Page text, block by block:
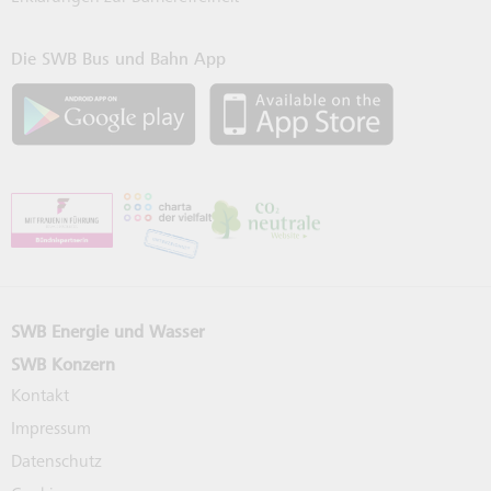
Die SWB Bus und Bahn App
SWB App bei Google Play laden
SWB Energie und Wasser
SWB Konzern
Kontakt
Impressum
Datenschutz